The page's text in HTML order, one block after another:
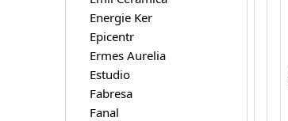
Energie Ker
Epicentr
Ermes Aurelia
Estudio
Fabresa
Fanal